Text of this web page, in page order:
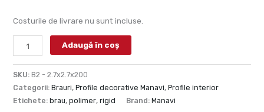
Costurile de livrare nu sunt incluse.
Adaugă în coș
SKU: B2 - 2.7x2.7x200
Categorii: Brauri, Profile decorative Manavi, Profile interior
Etichete: brau, polimer, rigid Brand: Manavi